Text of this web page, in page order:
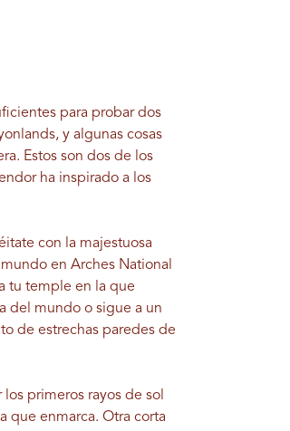
para probar dos
y algunas cosas
Estos son dos de los
ha inspirado a los
con la majestuosa
en Arches National
tu temple en la que
del mundo o sigue a un
de estrechas paredes de
primeros rayos de sol
que enmarca. Otra corta